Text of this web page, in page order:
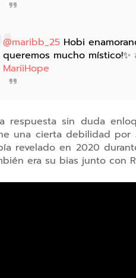
@maribb_25 Hobi
queremos mucho místico!✨
MariiHope
respuesta sin duda
una cierta debilidad por
revelado en 2020
era su bias junto con